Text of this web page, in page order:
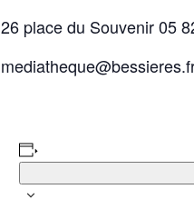
26 place du Souvenir 05